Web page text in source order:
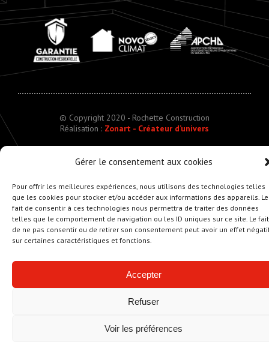
Gérer le consentement aux cookies
Pour offrir les meilleures expériences, nous utilisons des technologies telles
que les cookies pour stocker et/ou accéder aux informations des appareils. Le
fait de consentir à ces technologies nous permettra de traiter des données
telles que le comportement de navigation ou les ID uniques sur ce site. Le fait
de ne pas consentir ou de retirer son consentement peut avoir un effet
sur certaines caractéristiques et fonctions.
Accepter
Refuser
Voir les préférences
© Copyright 2020 - Rochette Construction
Réalisation : Zonart - Créateur d’univers